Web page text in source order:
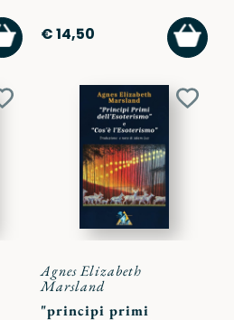
AGGIUNGI
AL
CARRELLO
€ 14,50
AL
Aggiungi
Agnes Elizabeth
Marsland
"principi primi